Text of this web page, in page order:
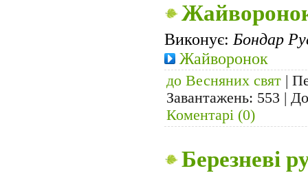
Виконує: Бондар
Жайворонок
до Весняних свят |
Завантажень: 553 |
Коментарі (0)
Березневі